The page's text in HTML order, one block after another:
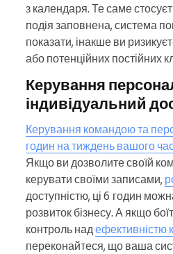
з календаря. Те саме
подія заповнена, система
показати, інакше ви
або потенційних постійних
Керування
індивідуальний
Керування командою та
годин на тиждень вашого
Якщо ви дозволите своїй
керувати своїми записами,
доступністю, ці 6 годин
розвиток бізнесу. А якщо
контроль надефективністю
переконайтеся, що ваша